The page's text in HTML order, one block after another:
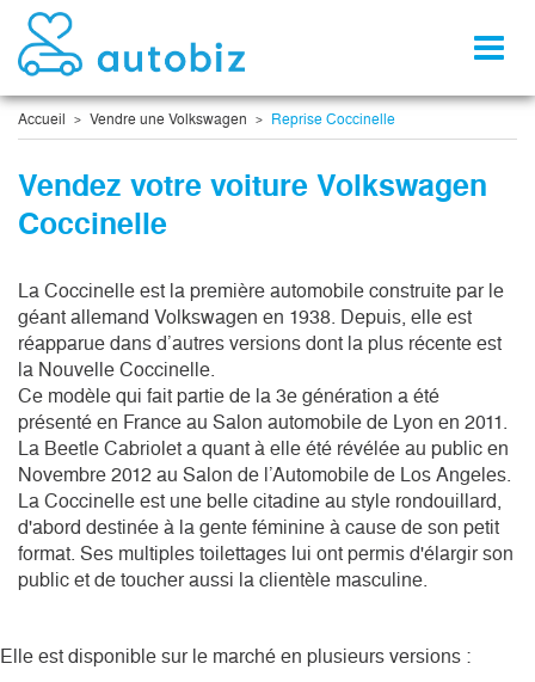
Accueil Vendre une Volkswagen Reprise Coccinelle
Vendez votre voiture Volkswagen
Coccinelle
La Coccinelle est la première automobile construite par le
géant allemand Volkswagen en 1938. Depuis, elle est
réapparue dans d’autres versions dont la plus récente est
la Nouvelle Coccinelle.
Ce modèle qui fait partie de la 3e génération a été
présenté en France au Salon automobile de Lyon en 2011.
La Beetle Cabriolet a quant à elle été révélée au public en
Novembre 2012 au Salon de l’Automobile de Los Angeles.
La Coccinelle est une belle citadine au style rondouillard,
d'abord destinée à la gente féminine à cause de son petit
format. Ses multiples toilettages lui ont permis d'élargir son
public et de toucher aussi la clientèle masculine.
Elle est disponible sur le marché en plusieurs versions :